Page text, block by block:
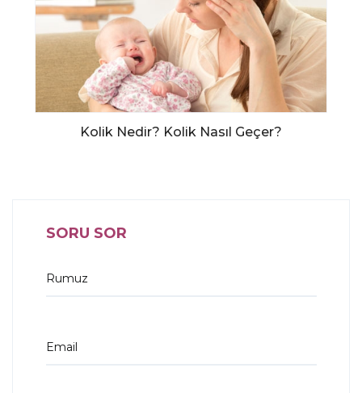
Kolik Nedir? Kolik Nasıl Geçer?
SORU SOR
Rumuz
Email